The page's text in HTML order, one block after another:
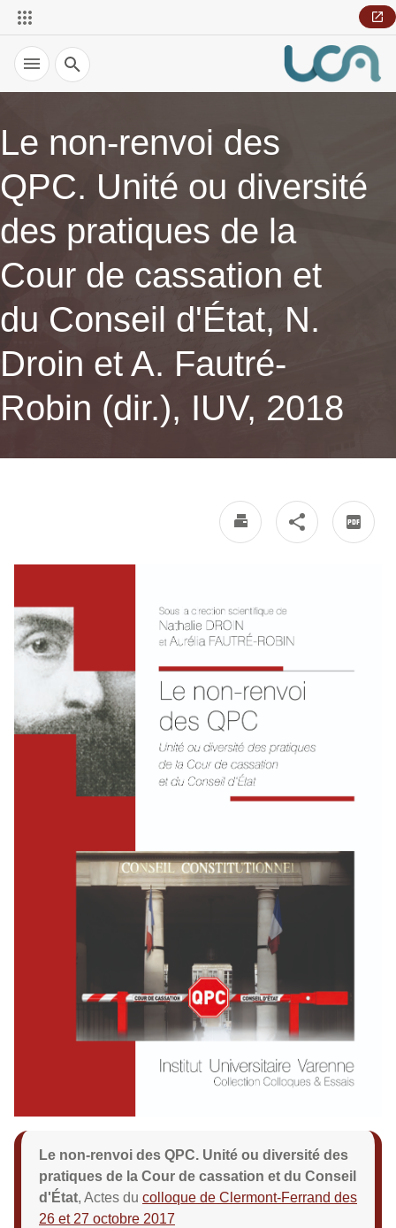
Recherche
Le non-renvoi des
QPC. Unité ou diversité
des pratiques de la
Cour de cassation et
du Conseil d'État, N.
Droin et A. Fautré-
Robin (dir.), IUV, 2018
Le non-renvoi des QPC. Unité ou diversité des
pratiques de la Cour de cassation et du Conseil
d'État, Actes du colloque de Clermont-Ferrand des
26 et 27 octobre 2017